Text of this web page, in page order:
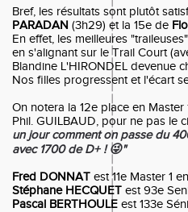
Bref, les résultats sont plutôt
PARADAN (3h29) et la 15e de
En effet, les meilleures
en s'alignant sur le Trail Court
Blandine L'HIRONDEL devenue
Nos filles progressent et l'écart
On notera la 12e place en Master
Phil. GUILBAUD, pour ne pas le
un jour comment on passe du
avec 1700 de D+ ! 😜"
Fred DONNAT est 11e Master 1
Stéphane HECQUET est 93e
Pascal BERTHOULE est 133e